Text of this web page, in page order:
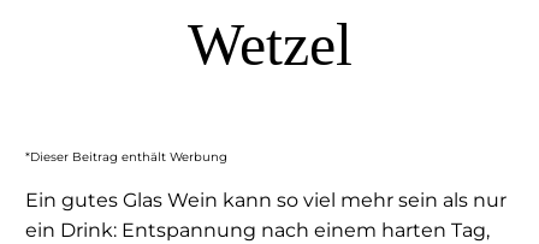
Wetzel
*Dieser Beitrag enthält Werbung
Ein gutes Glas Wein kann so viel mehr sein als nur
ein Drink: Entspannung nach einem harten Tag,